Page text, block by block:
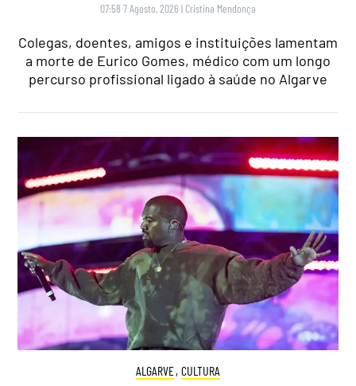
07:58 7 Agosto, 2026 | Cristina Mendonça
Colegas, doentes, amigos e instituições lamentam
a morte de Eurico Gomes, médico com um longo
percurso profissional ligado à saúde no Algarve
ALGARVE, CULTURA